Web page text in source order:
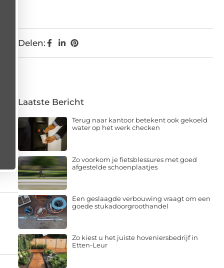
Delen:
Laatste Bericht
Terug naar kantoor betekent ook gekoeld
water op het werk checken
Zo voorkom je fietsblessures met goed
afgestelde schoenplaatjes
Een geslaagde verbouwing vraagt om een
goede stukadoorgroothandel
Zo kiest u het juiste hoveniersbedrijf in
Etten-Leur